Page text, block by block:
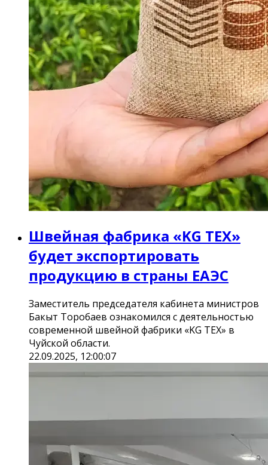
Швейная фабрика «KG TEX»
будет экспортировать
продукцию в страны ЕАЭС
Заместитель председателя кабинета министров
Бакыт Торобаев ознакомился с деятельностью
современной швейной фабрики «KG TEX» в
Чуйской области.
22.09.2025, 12:00:07